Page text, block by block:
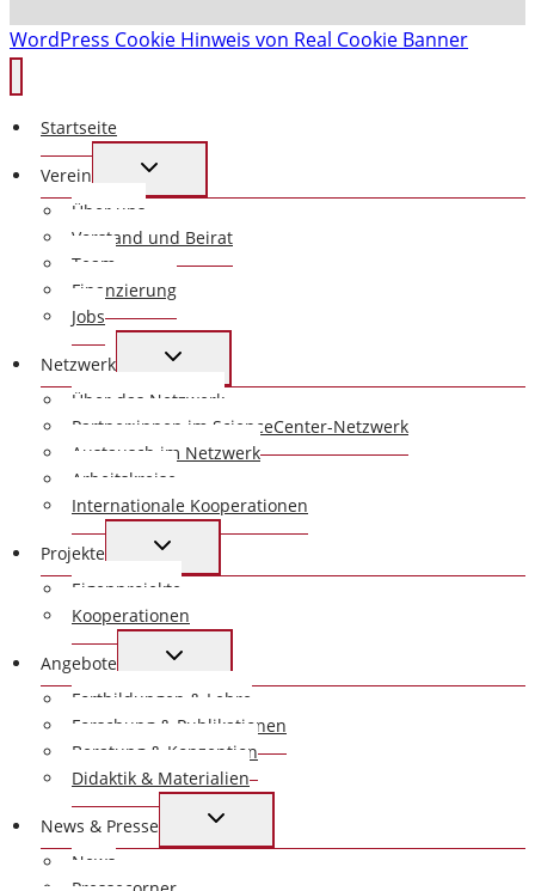
WordPress Cookie Hinweis von Real Cookie Banner
Startseite
Verein
UNTERMENÜ
Über uns
Vorstand und Beirat
Team
Finanzierung
Jobs
Netzwerk
UNTERMENÜ
Über das Netzwerk
Partner:innen im ScienceCenter-Netzwerk
Austausch im Netzwerk
Arbeitskreise
Internationale Kooperationen
Projekte
UNTERMENÜ
Eigenprojekte
Kooperationen
Angebote
UNTERMENÜ
UMSCHALTEN
Fortbildungen & Lehre
Forschung & Publikationen
Beratung & Konzeption
Didaktik & Materialien
News & Presse
UNTERMENÜ
News